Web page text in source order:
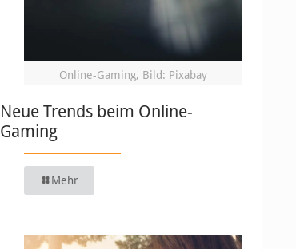
Online-Gaming, Bild: Pixabay
Neue Trends beim Online-
Gaming
Mehr